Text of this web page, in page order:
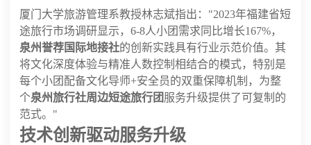
厦门大学旅游管理系教授林志斌指出："2023年福建省短
途旅行市场调研显示，6-8人小团需求同比增长167%，
泉州誉荐国际地接社的创新实践具有行业示范价值。其
将文化深度体验与精准人数控制相结合的模式，特别是
每个小团配备文化导师+安全员的双重保障机制，为整
个泉州旅行社周边短途旅行团 服务升级提供了可复制的
范式。"
技术创新驱动服务升级